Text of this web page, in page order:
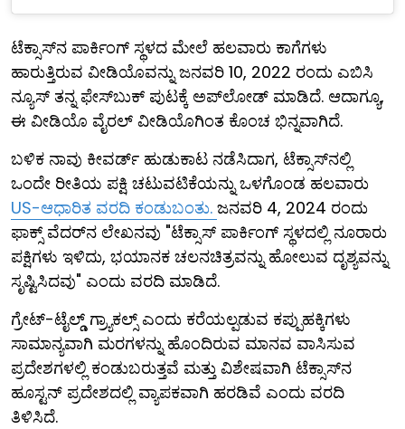
ಟೆಕ್ಸಾಸ್‌ನ ಪಾರ್ಕಿಂಗ್ ಸ್ಥಳದ ಮೇಲೆ ಹಲವಾರು ಕಾಗೆಗಳು
ಹಾರುತ್ತಿರುವ ವೀಡಿಯೊವನ್ನು ಜನವರಿ 10, 2022 ರಂದು ಎಬಿಸಿ
ನ್ಯೂಸ್‌ ತನ್ನ ಫೇಸ್‌ಬುಕ್ ಪುಟಕ್ಕೆ ಅಪ್‌ಲೋಡ್ ಮಾಡಿದೆ. ಆದಾಗ್ಯೂ,
ಈ ವೀಡಿಯೊ ವೈರಲ್ ವೀಡಿಯೊಗಿಂತ ಕೊಂಚ ಭಿನ್ನವಾಗಿದೆ.
ಬಳಿಕ ನಾವು ಕೀವರ್ಡ್ ಹುಡುಕಾಟ ನಡೆಸಿದಾಗ, ಟೆಕ್ಸಾಸ್‌ನಲ್ಲಿ
ಒಂದೇ ರೀತಿಯ ಪಕ್ಷಿ ಚಟುವಟಿಕೆಯನ್ನು ಒಳಗೊಂಡ ಹಲವಾರು
US-ಆಧಾರಿತ ವರದಿ ಕಂಡುಬಂತು. ಜನವರಿ 4, 2024 ರಂದು
ಫಾಕ್ಸ್ ವೆದರ್‌ನ ಲೇಖನವು "ಟೆಕ್ಸಾಸ್ ಪಾರ್ಕಿಂಗ್ ಸ್ಥಳದಲ್ಲಿ ನೂರಾರು
ಪಕ್ಷಿಗಳು ಇಳಿದು, ಭಯಾನಕ ಚಲನಚಿತ್ರವನ್ನು ಹೋಲುವ ದೃಶ್ಯವನ್ನು
ಸೃಷ್ಟಿಸಿದವು" ಎಂದು ವರದಿ ಮಾಡಿದೆ.
ಗ್ರೇಟ್-ಟೈಲ್ಡ್ ಗ್ರ್ಯಾಕಲ್ಸ್ ಎಂದು ಕರೆಯಲ್ಪಡುವ ಕಪ್ಪುಹಕ್ಕಿಗಳು
ಸಾಮಾನ್ಯವಾಗಿ ಮರಗಳನ್ನು ಹೊಂದಿರುವ ಮಾನವ ವಾಸಿಸುವ
ಪ್ರದೇಶಗಳಲ್ಲಿ ಕಂಡುಬರುತ್ತವೆ ಮತ್ತು ವಿಶೇಷವಾಗಿ ಟೆಕ್ಸಾಸ್‌ನ
ಹೂಸ್ಟನ್ ಪ್ರದೇಶದಲ್ಲಿ ವ್ಯಾಪಕವಾಗಿ ಹರಡಿವೆ ಎಂದು ವರದಿ
ತಿಳಿಸಿದೆ.